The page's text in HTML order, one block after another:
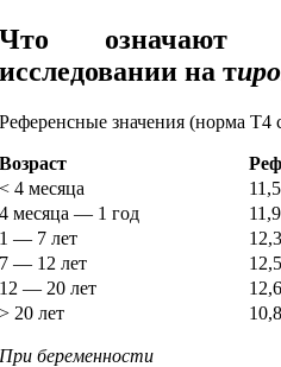
Что означают
исследованиина т
Референсные значения (норма Т4
Возраст
< 4 месяца
4 месяца — 1 год
1 — 7 лет
7 — 12 лет
12 — 20 лет
> 20 лет
При беременности